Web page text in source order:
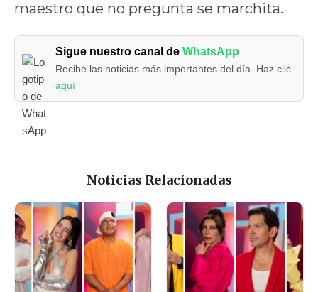
maestro que no pregunta se marchita.
Sigue nuestro canal deWhatsApp
Recibe las noticias más importantes del día. Haz clic
aquí
Noticias Relacionadas